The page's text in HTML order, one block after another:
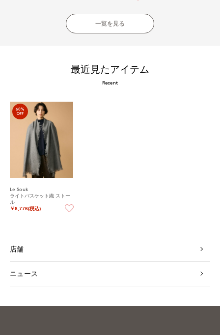
一覧を見る
最近見たアイテム
Recent
60%
OFF
Le Souk
ライトバスケット織 ストー
ル
￥6,776(税込)
店舗
ニュース